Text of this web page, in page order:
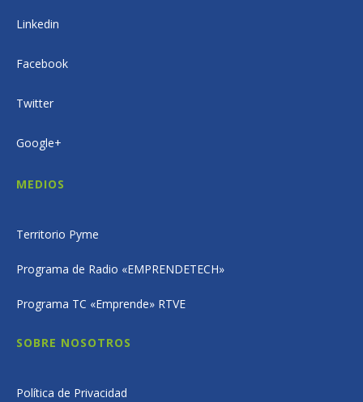
Linkedin
Facebook
Twitter
Google+
MEDIOS
Territorio Pyme
Programa de Radio «EMPRENDETECH»
Programa TC «Emprende» RTVE
SOBRE NOSOTROS
Política de Privacidad